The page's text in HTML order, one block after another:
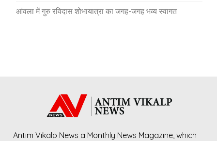
आंवला में गुरु रविदास शोभायात्रा का जगह-जगह भव्य स्वागत
Antim Vikalp News a Monthly News Magazine, which